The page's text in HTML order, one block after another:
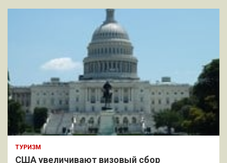
ТУРИЗМ
США увеличивают визовый сбор